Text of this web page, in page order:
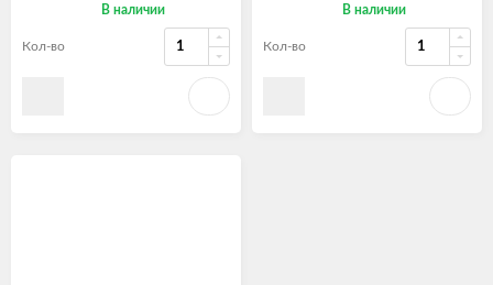
В наличии
Кол-во
В наличии
Кол-во